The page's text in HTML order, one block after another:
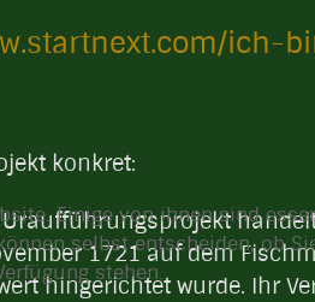
ich-
konkret:
1721 auf dem
hingerichtet wurde. Ihr
Einige von ihnen sind
selbst entscheiden, ob
stehen.